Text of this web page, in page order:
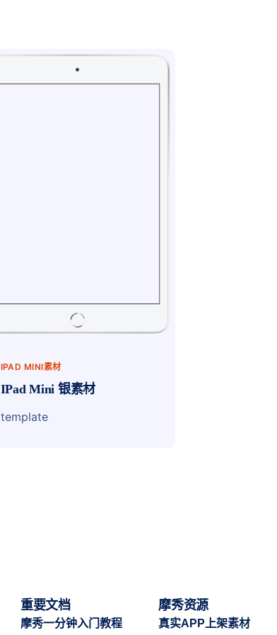
IPAD MINI素材
IPad Mini 银素材
template
重要文档
摩秀一分钟入门教程
摩秀资源
真实APP上架素材